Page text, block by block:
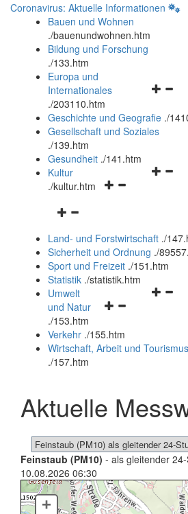
Coronavirus: Aktuelle Informationen
Bauen und Wohnen
./bauenundwohnen.htm
Bildung und Forschung
./133.htm
und
schließen
Europa und
Internationales
./203110.htm
Geschichte und Geografie ./
Gesellschaft und Soziales
./139.htm
Gesundheit ./141.htm
Navigationsmenü
Kultur
./kultur.htm
Navigationsmenü
und
schließen
Land- und Forstwirtschaft ./
Sicherheit und Ordnung ./
Sport und Freizeit ./151.htm
Statistik ./statistik.htm
Navigationsmenü
und
schließen
Umwelt
und Natur
./153.htm
Verkehr ./155.htm
Wirtschaft, Arbeit und Tourismus
./157.htm
Aktuelle
Feinstaub (PM10) - als gleitender
10.08.2026 06:30
+